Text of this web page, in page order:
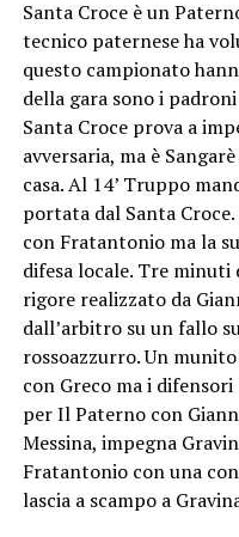
Santa Croce è un
tecnico paternese ha
questo campionato
della gara sono i
Santa Croce prova a
avversaria, ma è
casa. Al 14’ Truppo
portata dal Santa
con Fratantonio ma la
difesa locale. Tre
rigore realizzato da
dall’arbitro su un fallo
rossoazzurro. Un
con Greco ma i
per Il Paterno con
Messina, impegna
Fratantonio con una
lascia a scampo a